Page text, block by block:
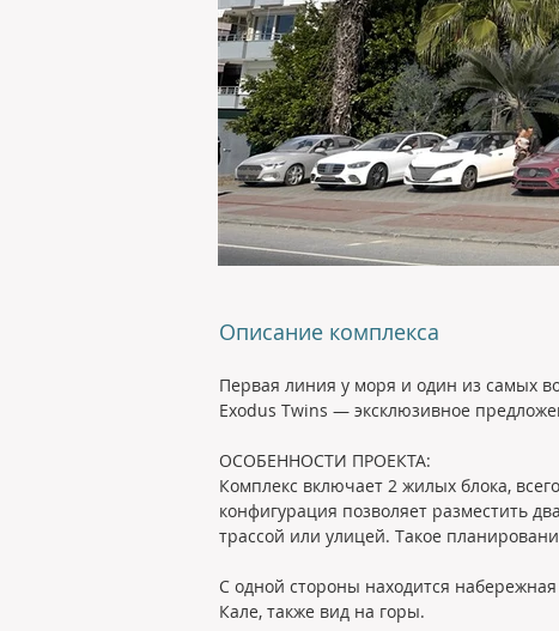
Описание комплекса
Первая линия у моря и один из самых
Exodus Twins — эксклюзивное
ОСОБЕННОСТИ ПРОЕКТА:
Комплекс включает 2 жилых блока,
конфигурация позволяет разместить
трассой или улицей. Такое
С одной стороны находится
Кале, также вид на горы.